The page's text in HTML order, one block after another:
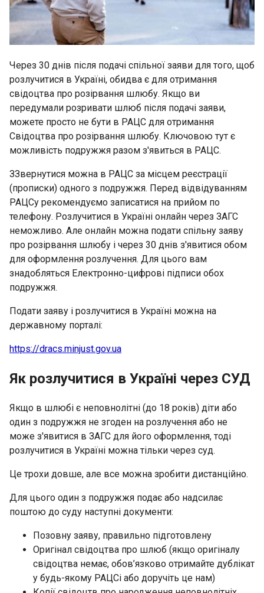
Через 30 днів після подачі спільної заяви для того, щоб
розлучитися в Україні, обидва є для отримання
свідоцтва про розірвання шлюбу. Якщо ви
передумали розривати шлюб після подачі заяви,
можете просто не бути в РАЦС для отримання
Свідоцтва про розірвання шлюбу. Ключовою тут є
можливість подружжя разом з'явиться в РАЦС.
ЗЗвернутися можна в РАЦС за місцем реєстрації
(прописки) одного з подружжя. Перед відвідуванням
РАЦСу рекомендуємо записатися на прийом по
телефону. Розлучитися в Україні онлайн через ЗАГС
неможливо. Але онлайн можна подати спільну заяву
про розірвання шлюбу і через 30 днів з'явитися обом
для оформлення розлучення. Для цього вам
знадобляться Електронно-цифрові підписи обох
подружжя.
Подати заяву і розлучитися в Україні можна на
державному порталі:
https://dracs.minjust.gov.ua
Як розлучитися в Україні через СУД
Якщо в шлюбі є неповнолітні (до 18 років) діти або
один з подружжя не згоден на розлучення або не
може з'явитися в ЗАГС для його оформлення, тоді
розлучитися в Україні можна тільки через суд.
Це трохи довше, але все можна зробити дистанційно.
Для цього один з подружжя подає або надсилає
поштою до суду наступні документи:
Позовну заяву, правильно підготовлену
Оригінал свідоцтва про шлюб (якщо оригіналу
свідоцтва немає, обов’язково отримайте дублікат
у будь-якому РАЦСі або доручіть це нам)